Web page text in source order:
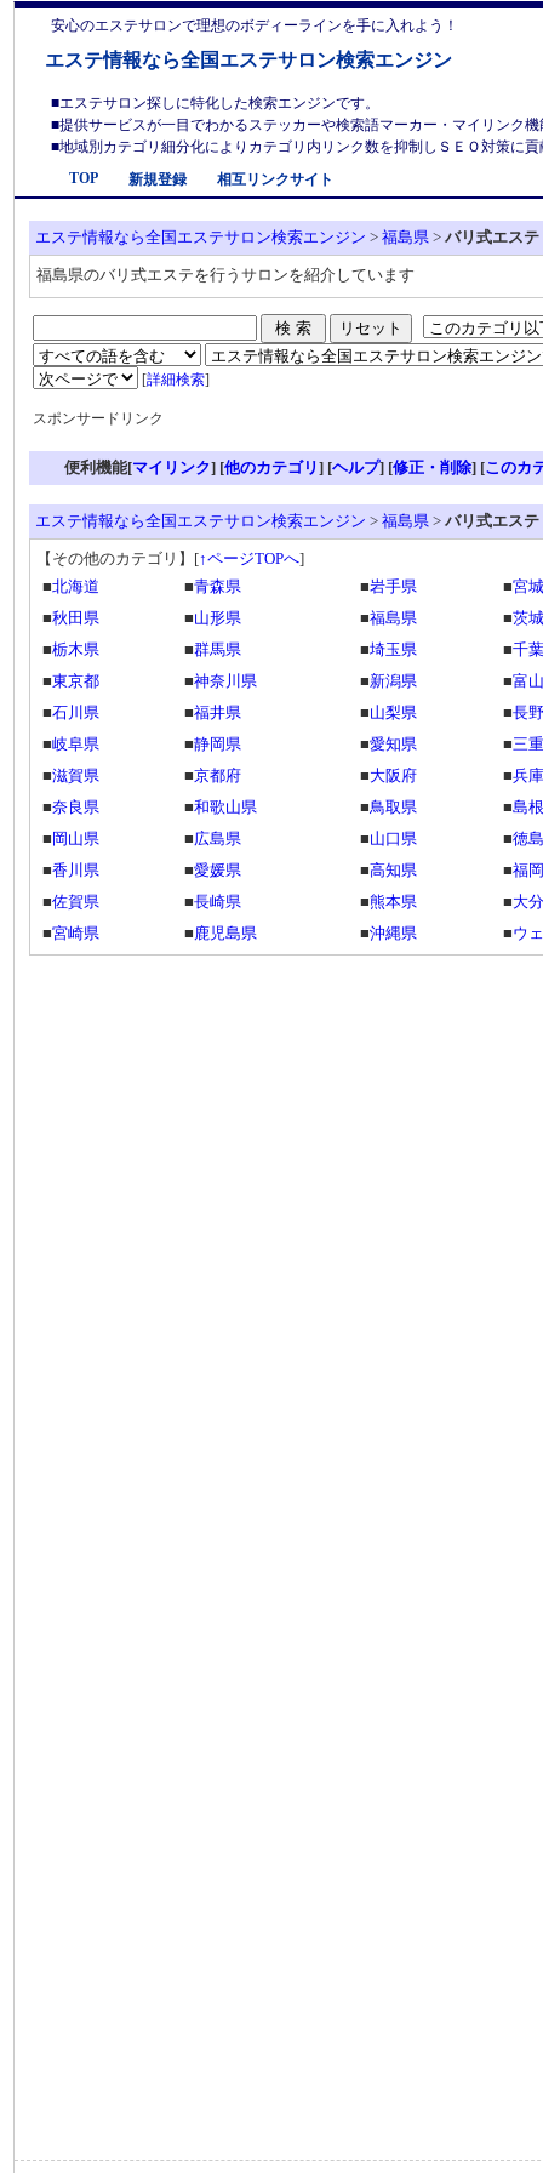
安心のエステサロンで理想のボディーラインを手に入れよう！
エステ情報なら全国エステサロン検索エンジン
■エステサロン探しに特化した検索エンジンです。
■提供サービスが一目でわかるステッカーや検索語マーカー・マイリンク
■地域別カテゴリ細分化によりカテゴリ内リンク数を抑制しＳＥＯ対策に
TOP
新規登録 相互リンクサイト
エステ情報なら全国エステサロン検索エンジン > 福島県 > バリ式エステ
福島県のバリ式エステを行うサロンを紹介しています
[詳細検索]
スポンサードリンク
便利機能[マイリンク] [他のカテゴリ] [ヘルプ] [修正・削除] [このカ
エステ情報なら全国エステサロン検索エンジン > 福島県 > バリ式エステ
【その他のカテゴリ】 [↑ページTOPへ]
■北海道 ■青森県 ■岩手県 ■宮
■秋田県 ■山形県 ■福島県 ■茨
■栃木県 ■群馬県 ■埼玉県 ■千
■東京都 ■神奈川県 ■新潟県 ■富
■石川県 ■福井県 ■山梨県 ■長
■岐阜県 ■静岡県 ■愛知県 ■三
■滋賀県 ■京都府 ■大阪府 ■兵
■奈良県 ■和歌山県 ■鳥取県 ■島
■ 岡山県 ■広島県 ■山口県 ■徳
■香川県 ■愛媛県 ■高知県 ■福
■佐賀県 ■長崎県 ■熊本県 ■大
■宮崎県 ■鹿児島県 ■沖縄県 ■ウ